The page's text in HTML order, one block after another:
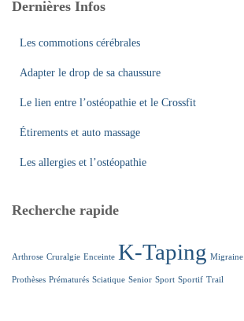
Dernières Infos
Les commotions cérébrales
Adapter le drop de sa chaussure
Le lien entre l’ostéopathie et le Crossfit
Étirements et auto massage
Les allergies et l’ostéopathie
Recherche rapide
Arthrose Cruralgie Enceinte K-Taping Migraine
Prothèses Prématurés Sciatique Senior Sport Sportif Trail